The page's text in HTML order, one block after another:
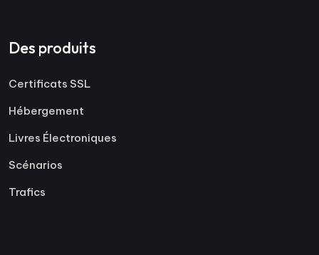
Des produits
Certificats SSL
Hébergement
Livres Électroniques
Scénarios
Trafics